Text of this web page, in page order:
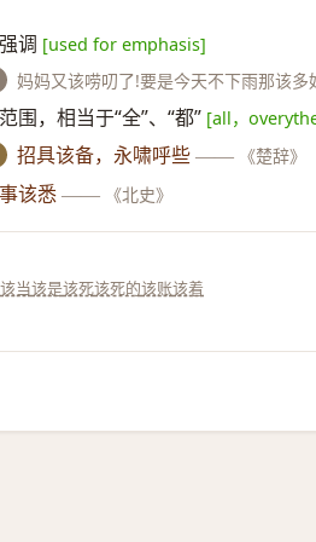
调 [used for emphasis]
妈妈又该唠叨了!要是今天不下雨那该多
围，相当于“全”、“都” [all，
招具该备，永啸呼些 —— 《楚辞》
该悉 —— 《北史》
该当该是该死该死的该账该着